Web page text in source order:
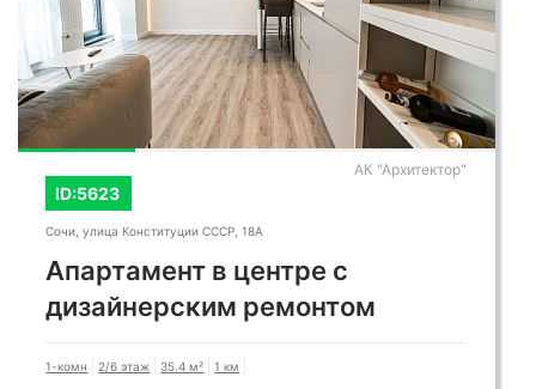
ID:5623
АК "Архитектор"
Сочи, улица Конституции СССР, 18А
Апартамент в центре с
дизайнерским ремонтом
1-комн 2/6 этаж 35.4 м² 1 км